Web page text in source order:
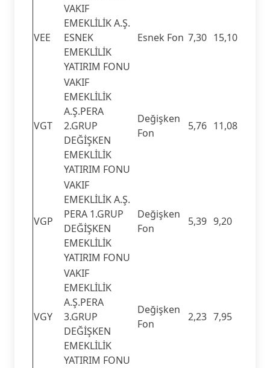
VEE
VAKIF
EMEKLİLİK A.Ş.
ESNEK
EMEKLİLİK
YATIRIM FONU
Esnek Fon 7,30 15,10
VGT
VAKIF
EMEKLİLİK
A.Ş.PERA
2.GRUP
DEĞİŞKEN
EMEKLİLİK
YATIRIM FONU
Değişken
Fon
5,76 11,08
VGP
VAKIF
EMEKLİLİK A.Ş.
PERA 1.GRUP
DEĞİŞKEN
EMEKLİLİK
YATIRIM FONU
Değişken
Fon
5,39 9,20
VGY
VAKIF
EMEKLİLİK
A.Ş.PERA
3.GRUP
DEĞİŞKEN
EMEKLİLİK
YATIRIM FONU
Değişken
Fon
2,23 7,95